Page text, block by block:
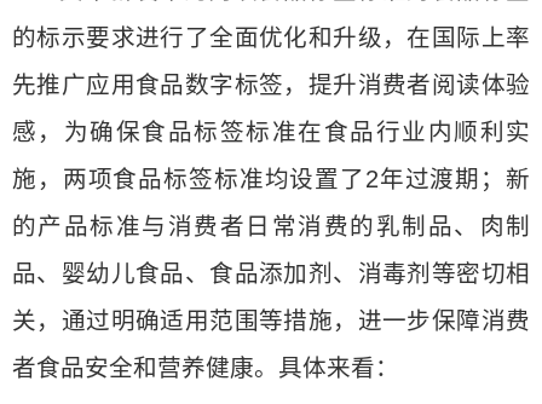
的标示要求进行了全面优化和升级，在国际上率
先推广应用食品数字标签，提升消费者阅读体验
感，为确保食品标签标准在食品行业内顺利实
施，两项食品标签标准均设置了2年过渡期；新
的产品标准与消费者日常消费的乳制品、肉制
品、婴幼儿食品、食品添加剂、消毒剂等密切相
关，通过明确适用范围等措施，进一步保障消费
者食品安全和营养健康。具体来看：